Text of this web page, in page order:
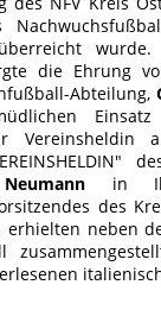
wurde.
die Ehrung
Abteilung,
Vereinsheldin
in
des
neben